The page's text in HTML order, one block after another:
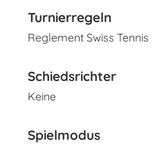
Turnierregeln
Reglement Swiss Tennis
Schiedsrichter
Keine
Spielmodus